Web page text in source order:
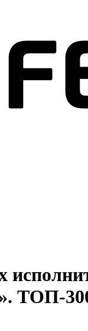
ТОП-